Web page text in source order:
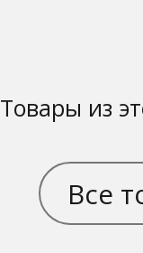
Товары из
Все